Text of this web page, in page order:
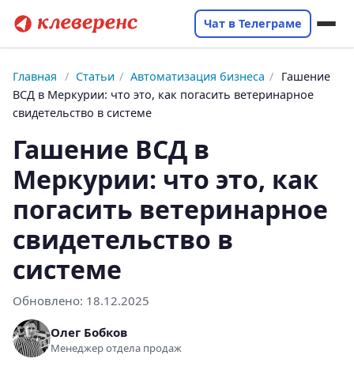
Чат в Телеграме
Главная / Статьи / Автоматизация бизнеса / Гашение
ВСД в Меркурии: что это, как погасить ветеринарное
свидетельство в системе
Гашение ВСД в
Меркурии: что это, как
погасить ветеринарное
свидетельство в
системе
Обновлено: 18.12.2025
Олег Бобков
Менеджер отдела продаж